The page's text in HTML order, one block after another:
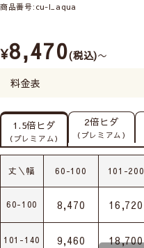
商品番号 cu-l_aqua
¥8,470 税込 〜
料金表
1.5倍ヒダ
（プレミアム）
2倍ヒダ
（プレミアム）
丈＼幅 60-100 101-200
60-100 8,470 16,720
101-140 9,460 18,700